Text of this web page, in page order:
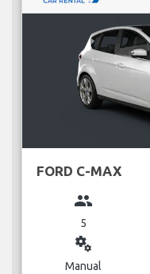
FORD C-MAX
group
5
miscellaneous_services
Manual